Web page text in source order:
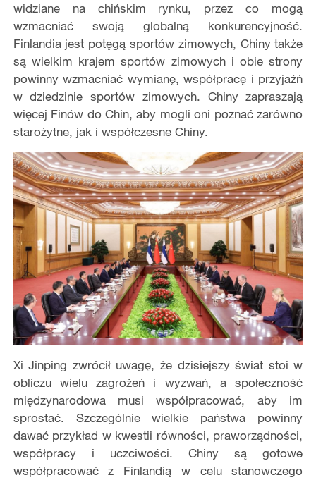
widziane na chińskim rynku, przez co mogą
wzmacniać swoją globalną konkurencyjność.
Finlandia jest potęgą sportów zimowych, Chiny także
są wielkim krajem sportów zimowych i obie strony
powinny wzmacniać wymianę, współpracę i przyjaźń
w dziedzinie sportów zimowych. Chiny zapraszają
więcej Finów do Chin, aby mogli oni poznać zarówno
starożytne, jak i współczesne Chiny.
Xi Jinping zwrócił uwagę, że dzisiejszy świat stoi w
obliczu wielu zagrożeń i wyzwań, a społeczność
międzynarodowa musi współpracować, aby im
sprostać. Szczególnie wielkie państwa powinny
dawać przykład w kwestii równości, praworządności,
współpracy i uczciwości. Chiny są gotowe
współpracować z Finlandią w celu stanowczego